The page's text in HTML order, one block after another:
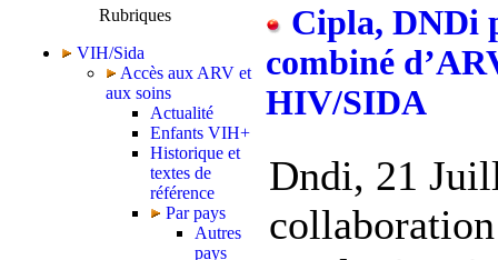
Rubriques
VIH/Sida
Accès aux ARV et
aux soins
Actualité
Enfants VIH+
Historique et
textes de
référence
Par pays
Autres
pays
Cipla, DNDi
combiné
HIV/SIDA
Dndi, 21